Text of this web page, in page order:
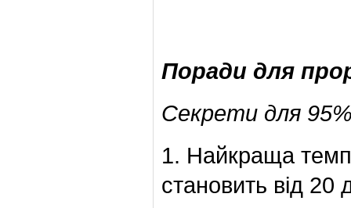
Поради для
Секрети для
1. Найкраща
становить від